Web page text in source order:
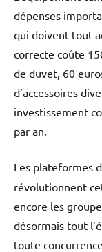
dépenses
qui doivent tout
correcte coûte
de duvet, 60
d’accessoires
investissement
par an.
Les plateformes
révolutionnent
encore les
désormais tout
toute